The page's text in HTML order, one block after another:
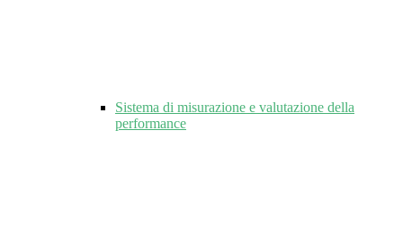
Sistema di misurazione e valutazione della
performance